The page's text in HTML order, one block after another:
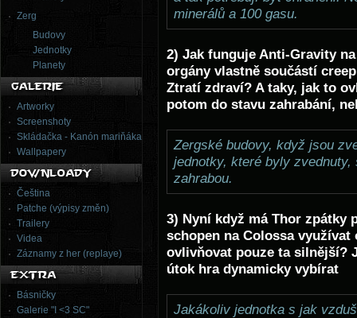
Zerg
Budovy
Jednotky
Planety
Artworky
Screenshoty
Skládačka - Kanón mariňáka
Wallpapery
Čeština
Patche (výpisy změn)
Trailery
Videa
Záznamy z her (replaye)
Básničky
Galerie "I <3 SC"
minerálů a 100 gasu.
2) Jak funguje Anti-Gravity
orgány vlastně součástí
Ztratí zdraví? A taky, jak to
potom do stavu zahrabání,
Zergské budovy, když jsou
jednotky, které byly
zahrabou.
3) Nyní když má Thor zpátky
schopen na Colossa využívat
ovlivňovat pouze ta silnější?
útok hra dynamicky vybírat
Jakákoliv jednotka s jak